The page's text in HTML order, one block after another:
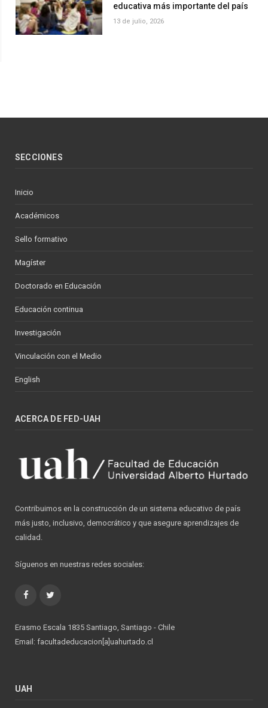
educativa más importante del país
13 de julio, 2026
SECCIONES
Inicio
Académicos
Sello formativo
Magíster
Doctorado en Educación
Educación continua
Investigación
Vinculación con el Medio
English
ACERCA DE FED-UAH
Contribuimos en la construcción de un sistema educativo de país
más justo, inclusivo, democrático y que asegure aprendizajes de
calidad.
Síguenos en nuestras redes sociales:
Facebook
Erasmo Escala 1835 Santiago, Santiago - Chile
Email: facultadeducacion[a]uahurtado.cl
UAH